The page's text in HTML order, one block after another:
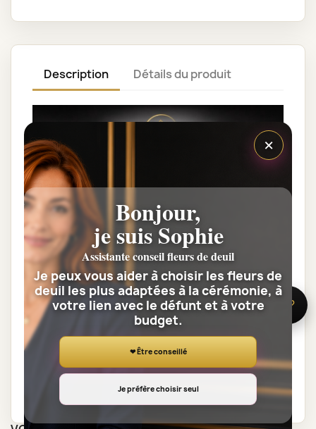
Description Détails du produit
Découvrez le site de notre Partenaire
PLAQUES FUNERAIRE STORE
🌸 Besoin d’aide ?
×
Bonjour,
je suis Sophie
Assistante conseil fleurs de deuil
Je peux vous aider à choisir les fleurs de
deuil les plus adaptées à la cérémonie, à
votre lien avec le défunt et à votre
budget.
❤ Être conseillé
Je préfère choisir seul